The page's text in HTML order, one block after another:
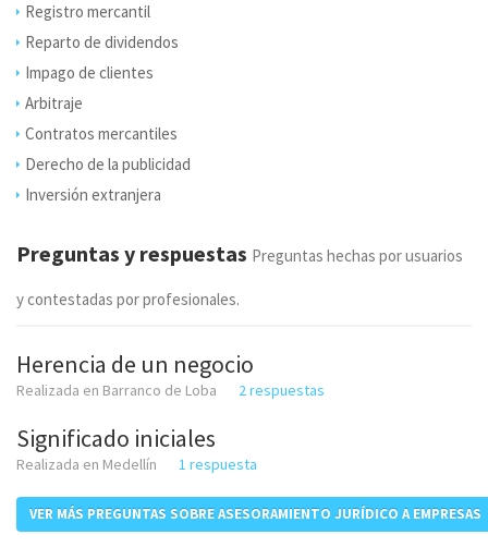
Registro mercantil
Reparto de dividendos
Impago de clientes
Arbitraje
Contratos mercantiles
Derecho de la publicidad
Inversión extranjera
Preguntas y respuestas Preguntas hechas por usuarios
y contestadas por profesionales.
Herencia de un negocio
Realizada en Barranco de Loba 2 respuestas
Significado iniciales
Realizada en Medellín 1 respuesta
VER MÁS PREGUNTAS SOBRE ASESORAMIENTO JURÍDICO A EMPRESAS